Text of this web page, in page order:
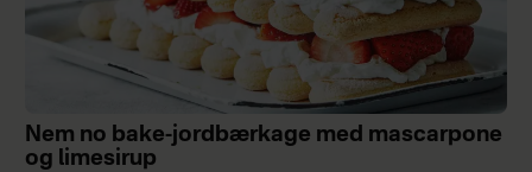
Nem no bake-jordbærkage med mascarpone
og limesirup